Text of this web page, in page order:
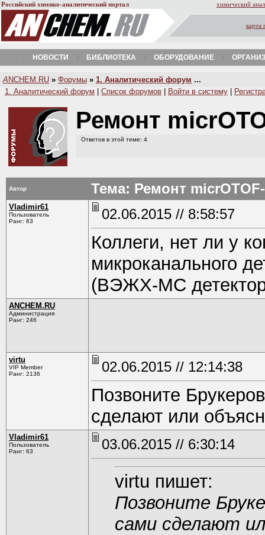
Российский химико-аналитический портал химический
карта
НОВОСТИ БИБЛИОТЕКА ОБОРУДОВАНИЕ
A NCHEM.RU » Форумы » 1. Аналитический форум ...
1. Аналитический форум
Список форумов Войти в систему
Ремонт
Ответов в этой теме: 4
Автор Тема: Ремонт
Vladimir61
Пользователь
Ранг: 63
02.06.2015 // 8:58:57
Коллеги, нет ли у
микроканального
(ВЭЖХ-МС
ANCHEM.RU
Администрация
Ранг: 246
virtu
VIP Member
Ранг: 2136
02.06.2015 // 12:14:38
Позвоните
сделают или
Vladimir61
Пользователь
Ранг: 63
03.06.2015 // 6:30:14
virtu пишет:
Позвоните
сами сделают